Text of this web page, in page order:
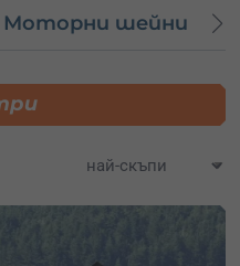
училище?
ще започне
ще те запознае с
техниката на управление
ще се запознаеш на
и по вятъра.
Моторни шейни